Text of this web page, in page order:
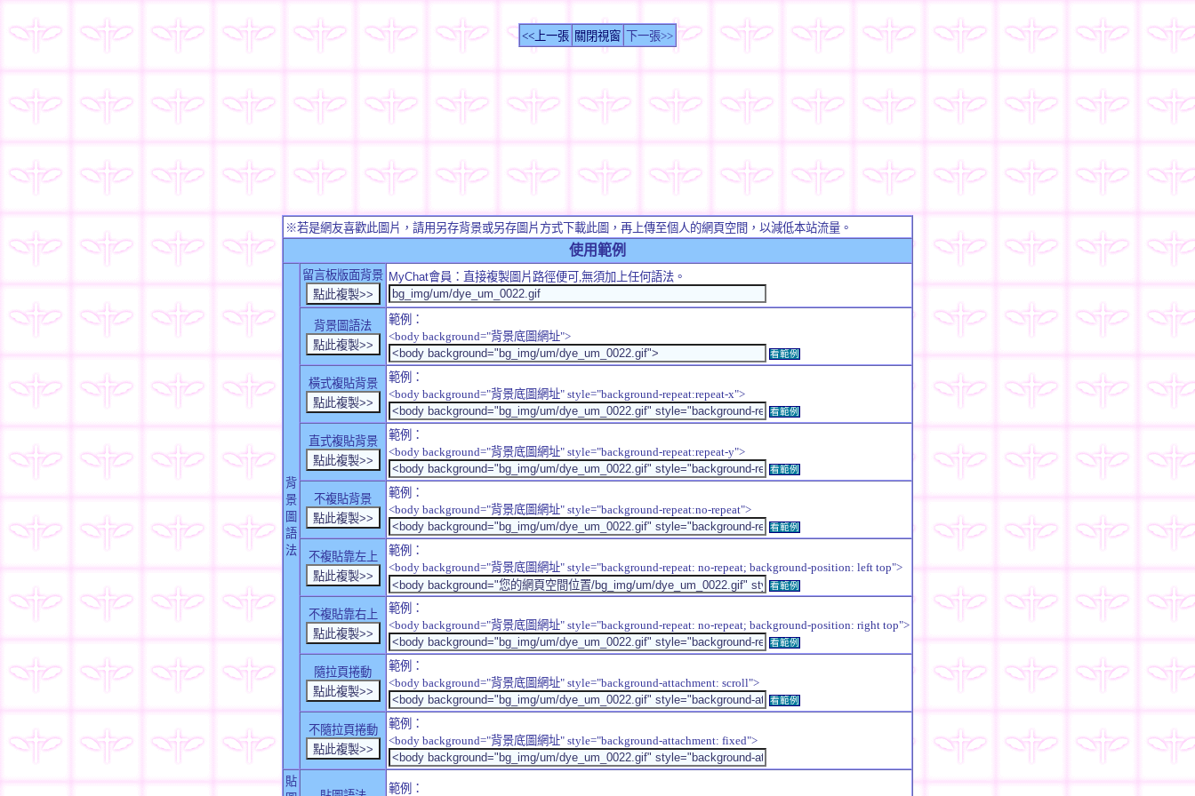
<<上一張 關閉視窗 下一張>>
※若是網友喜歡此圖片，請用另存背景或另存圖片方式下載此圖，再上傳至個人的網頁空間，以減低本站流量。
使用範例
背
景
圖
語
法
留言板版面背景 MyChat會員：直接複製圖片路徑便可,無須加上任何語法。
背景圖語法
範例：
<body background="背景底圖網址">
看範例
橫式複貼背景
範例：
<body background="背景底圖網址" style="background-repeat:repeat-x">
看範例
直式複貼背景
範例：
<body background="背景底圖網址" style="background-repeat:repeat-y">
看範例
不複貼背景
範例：
<body background="背景底圖網址" style="background-repeat:no-repeat">
看範例
不複貼靠左上
範例：
<body background="背景底圖網址" style="background-repeat: no-repeat; background-position: left top">
看範例
不複貼靠右上
範例：
<body background="背景底圖網址" style="background-repeat: no-repeat; background-position: right top">
看範例
隨拉頁捲動
範例：
<body background="背景底圖網址" style="background-attachment: scroll">
看範例
不隨拉頁捲動
範例：
<body background="背景底圖網址" style="background-attachment: fixed">
貼
範例：